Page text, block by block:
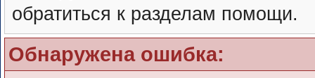
обратиться к разделам помощи.
Обнаружена ошибка: